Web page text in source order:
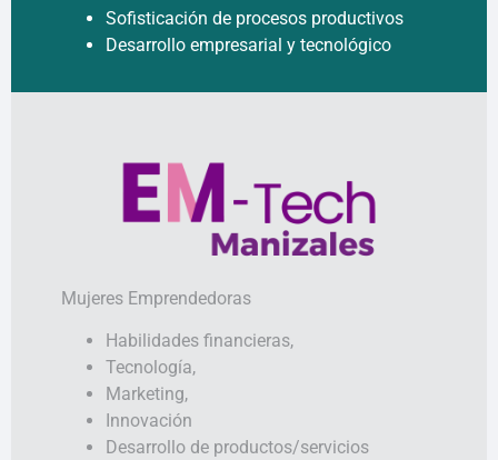
Sofisticación de procesos productivos
Desarrollo empresarial y tecnológico
Mujeres Emprendedoras
Habilidades financieras,
Tecnología,
Marketing,
Innovación
Desarrollo de productos/servicios